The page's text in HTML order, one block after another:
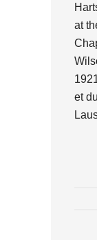
at
et